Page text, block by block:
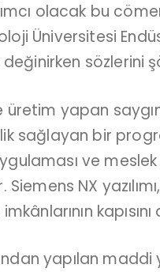
olacak bu
Üniversitesi
sözlerini
yapan
sağlayan bir
ve
NX
kapısını
yapılan